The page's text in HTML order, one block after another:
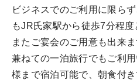
ビジネスでのご利用に限ら
もJR氏家駅から徒歩7分程度
またご宴会のご用意も出来
兼ねての一泊旅行でもご利
様まで宿泊可能で、朝食付